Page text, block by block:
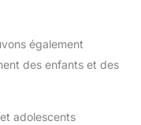
également
des enfants et des
adolescents